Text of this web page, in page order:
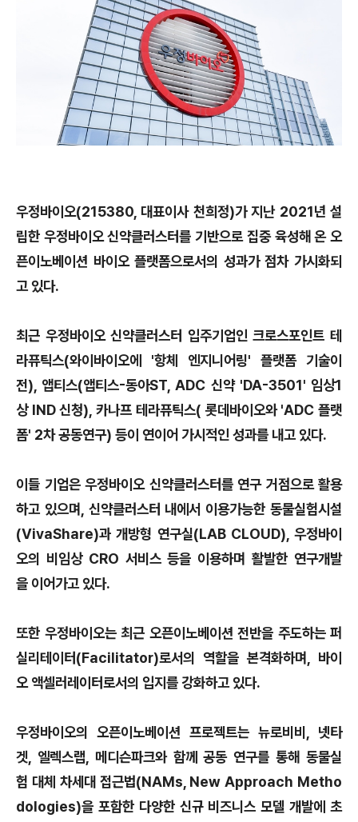
우정바이오(215380, 대표이사 천희정)가 지난 2021년 설
립한 우정바이오 신약클러스터를 기반으로 집중 육성해 온 오
픈이노베이션 바이오 플랫폼으로서의 성과가 점차 가시화되
고 있다.
최근 우정바이오 신약클러스터 입주기업인 크로스포인트 테
라퓨틱스(와이바이오에 '항체 엔지니어링' 플랫폼 기술이
전), 앱티스(앱티스-동아ST, ADC 신약 'DA-3501' 임상1
상 IND 신청), 카나프 테라퓨틱스( 롯데바이오와 'ADC 플랫
폼' 2차 공동연구) 등이 연이어 가시적인 성과를 내고 있다.
이들 기업은 우정바이오 신약클러스터를 연구 거점으로 활용
하고 있으며, 신약클러스터 내에서 이용가능한 동물실험시설
(VivaShare)과 개방형 연구실(LAB CLOUD), 우정바이
오의 비임상 CRO 서비스 등을 이용하며 활발한 연구개발
을 이어가고 있다.
또한 우정바이오는 최근 오픈이노베이션 전반을 주도하는 퍼
실리테이터(Facilitator)로서의 역할을 본격화하며, 바이
오 액셀러레이터로서의 입지를 강화하고 있다.
우정바이오의 오픈이노베이션 프로젝트는 뉴로비비, 넷타
겟, 엘렉스랩, 메디슨파크와 함께 공동 연구를 통해 동물실
험 대체 차세대 접근법(NAMs, New Approach Metho
dologies)을 포함한 다양한 신규 비즈니스 모델 개발에 초